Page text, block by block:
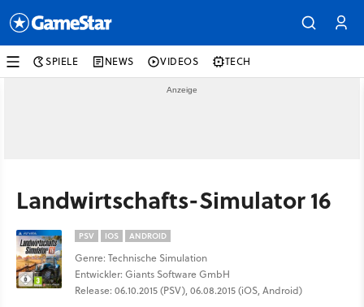
SPIELE NEWS VIDEOS TECH
Landwirtschafts-Simulator 16
PSV IOS ANDROID
Genre: Technische Simulation
Entwickler: Giants Software GmbH
Release: 06.10.2015 (PSV), 06.08.2015 (iOS, Android)